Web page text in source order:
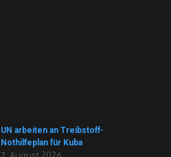
UN arbeiten an Treibstoff-
Nothilfeplan für Kuba